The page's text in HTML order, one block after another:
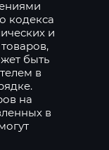
кодекса
и
быть
в
на
в